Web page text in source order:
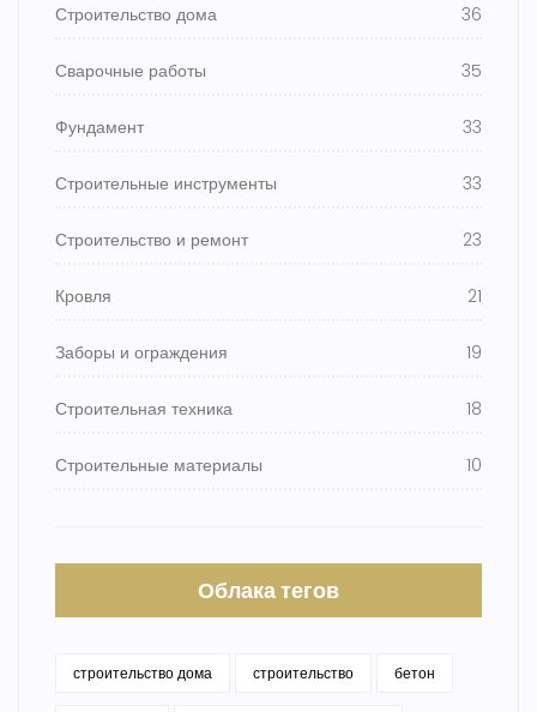
Строительство дома 36
Сварочные работы 35
Фундамент 33
Строительные инструменты 33
Строительство и ремонт 23
Кровля 21
Заборы и ограждения 19
Строительная техника 18
Строительные материалы 10
Облака тегов
строительство дома строительство бетон